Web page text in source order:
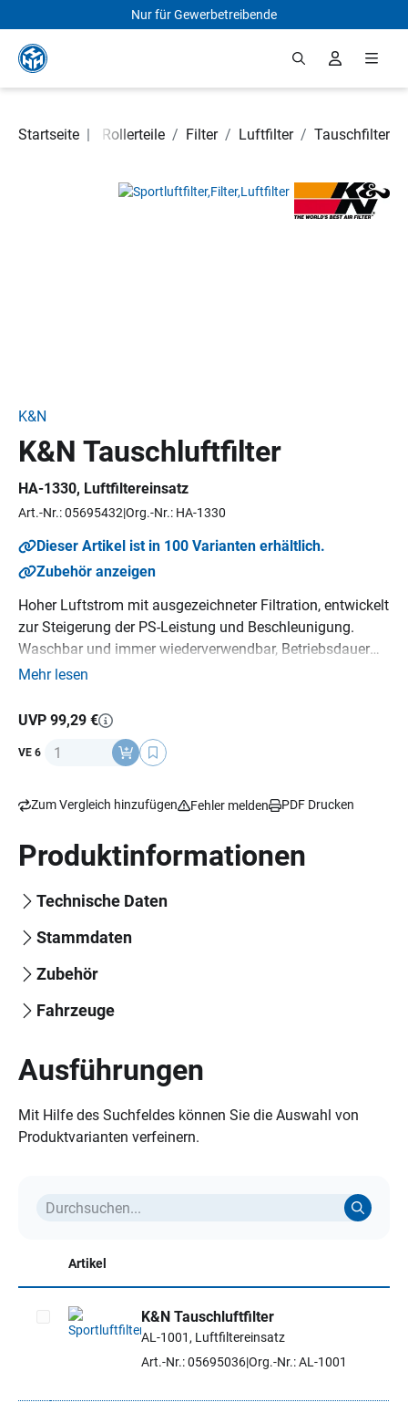
Zum Hauptinhalt springen
Nur für Gewerbetreibende
Startseite |
Motorrad- und Rollerteile / Filter / Luftfilter / Tauschfilter
Bildergalerie überspringen
K&N
K&N Tauschluftfilter
HA-1330, Luftfiltereinsatz
Art.-Nr.: 05695432 Org.-Nr.: HA-1330
Dieser Artikel ist in 100 Varianten erhältlich.
Zubehör anzeigen
Hoher Luftstrom mit ausgezeichneter Filtration, entwickelt
zur Steigerung der PS-Leistung und Beschleunigung.
Waschbar und immer wiederverwendbar, Betriebsdauer
bis zu 20-40.000 km bevor eine Reinigung erforderlich ist,
Limited Warranty (1.600.000 km), Emissionsneutral,
Sparsam, ein K&N Luftfilter hält über die gesamte
Lebensdauer des Motorrads, kompatibel mit OEM-
Mehr lesen
UVP 99,29 €
VE 6 Anzahl
Zum Vergleich hinzufügen Fehler melden PDF Drucken
Produktinformationen
Technische Daten
Stammdaten
Zubehör
Fahrzeuge
Ausführungen
Mit Hilfe des Suchfeldes können Sie die Auswahl von
Produktvarianten verfeinern.
Artikel
Artikel auswählen
K&N Tauschluftfilter
AL-1001, Luftfiltereinsatz
Art.-Nr.: 05695036Org.-Nr.: AL-1001